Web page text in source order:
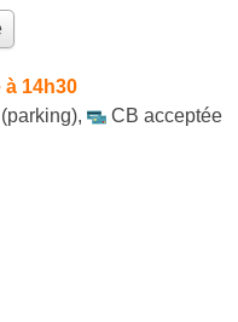
à 14h30
(parking), CB acceptée